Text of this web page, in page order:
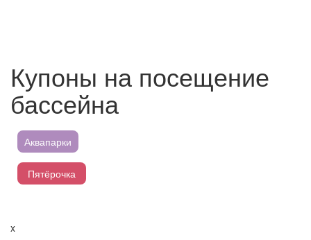
Купоны на посещение
бассейна
Аквапарки
Пятёрочка
x